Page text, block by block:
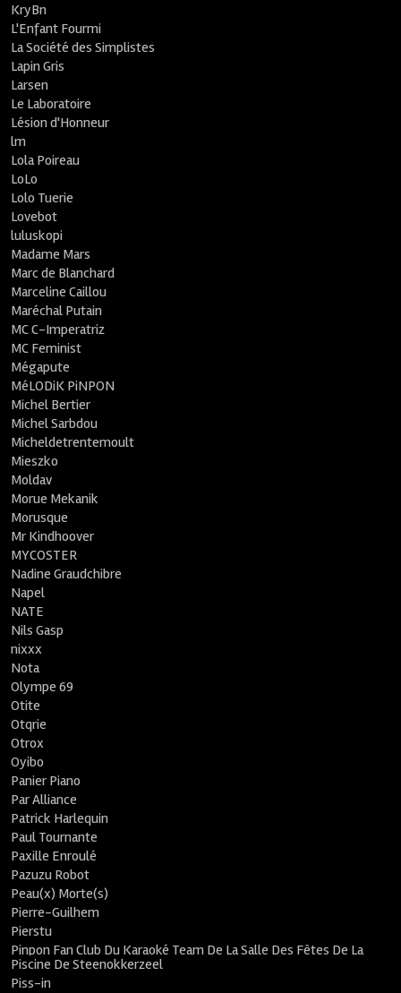
KryBn
L'Enfant Fourmi
La Société des Simplistes
Lapin Gris
Larsen
Le Laboratoire
Lésion d'Honneur
lm
Lola Poireau
LoLo
Lolo Tuerie
Lovebot
luluskopi
Madame Mars
Marc de Blanchard
Marceline Caillou
Maréchal Putain
MC C-Imperatriz
MC Feminist
Mégapute
MéLODiK PiNPON
Michel Bertier
Michel Sarbdou
Micheldetrentemoult
Mieszko
Moldav
Morue Mekanik
Morusque
Mr Kindhoover
MYCOSTER
Nadine Graudchibre
Napel
NATE
Nils Gasp
nixxx
Nota
Olympe 69
Otite
Otqrie
Otrox
Oyibo
Panier Piano
Par Alliance
Patrick Harlequin
Paul Tournante
Paxille Enroulé
Pazuzu Robot
Peau(x) Morte(s)
Pierre-Guilhem
Pierstu
Pinpon Fan Club Du Karaoké Team De La Salle Des Fêtes De La
Piscine De Steenokkerzeel
Piss-in